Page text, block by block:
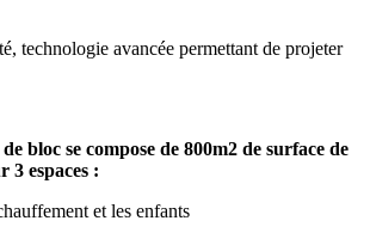
technologie avancée permettant de projeter
bloc se compose de 800m2 de surface de
3 espaces :
et les enfants